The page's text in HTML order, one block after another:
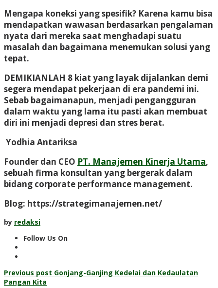
Mengapa koneksi yang spesifik? Karena kamu bisa
mendapatkan wawasan berdasarkan pengalaman
nyata dari mereka saat menghadapi suatu
masalah dan bagaimana menemukan solusi yang
tepat.
DEMIKIANLAH 8 kiat yang layak dijalankan demi
segera mendapat pekerjaan di era pandemi ini.
Sebab bagaimanapun, menjadi pengangguran
dalam waktu yang lama itu pasti akan membuat
diri ini menjadi depresi dan stres berat.
Yodhia Antariksa
Founder dan CEO PT. Manajemen Kinerja Utama,
sebuah firma konsultan yang bergerak dalam
bidang corporate performance management.
Blog: https://strategimanajemen.net/
by redaksi
Follow Us On
Post
Previous post Gonjang-Ganjing Kedelai dan Kedaulatan
Pangan Kita